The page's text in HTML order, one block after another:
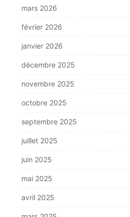
mars 2026
février 2026
janvier 2026
décembre 2025
novembre 2025
octobre 2025
septembre 2025
juillet 2025
juin 2025
mai 2025
avril 2025